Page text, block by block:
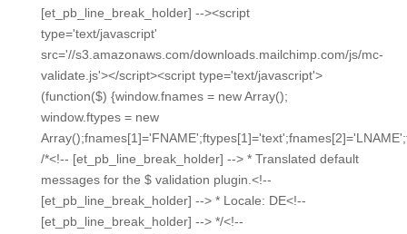
[et_pb_line_break_holder] --><script
type='text/javascript'
src='//s3.amazonaws.com/downloads.mailchimp.com/js/mc-
validate.js'></script><script type='text/javascript'>
(function($) {window.fnames = new Array();
window.ftypes = new
/*<!-- [et_pb_line_break_holder] --> * Translated default
messages for the $ validation plugin.<!--
[et_pb_line_break_holder] --> * Locale: DE<!--
[et_pb_line_break_holder] --> */<!--